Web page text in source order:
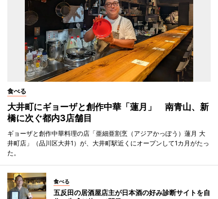
食べる
大井町にギョーザと創作中華「蓮月」 南青山、新
橋に次ぐ都内3店舗目
ギョーザと創作中華料理の店「亜細亜割烹（アジアかっぽう）蓮月 大
井町店」（品川区大井1）が、大井町駅近くにオープンして1カ月がたっ
た。
食べる
五反田の居酒屋店主が日本酒の好み診断サイトを自